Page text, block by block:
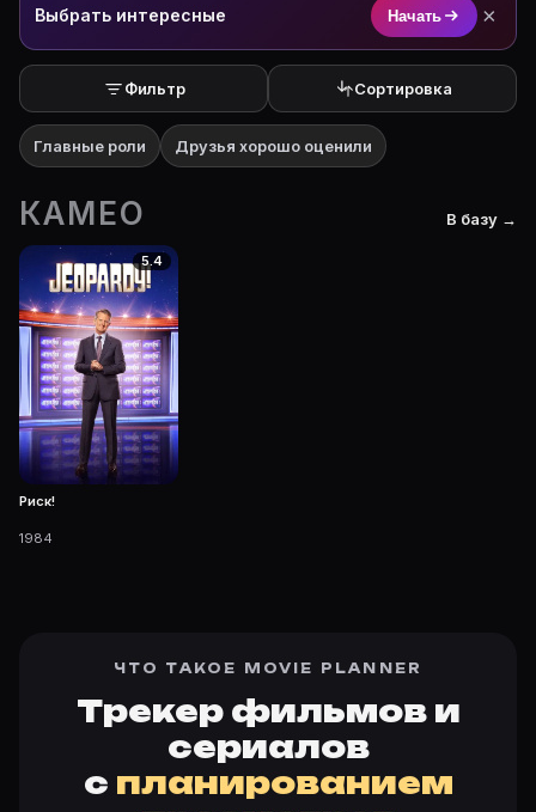
Выбрать интересные Начать ×
Фильтр Сортировка
Главные роли Друзья хорошо оценили
КАМЕО В базу →
5.4
Риск!
1984
ЧТО ТАКОЕ MOVIE PLANNER
Трекер фильмов и
сериалов
с планированием